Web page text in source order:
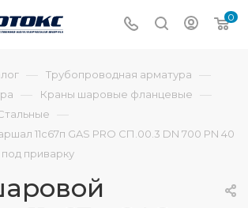
0
— Трубопроводная арматура —
— Краны шаровые фланцевые —
—
11с67п GAS PRO СП.00.3 DN 700 PN 40
приварку